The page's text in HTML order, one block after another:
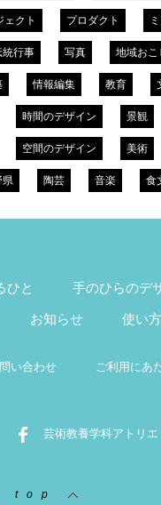
ェクト プロダクト
統行事 写真 地域おこ
情報編集 教育
時間のデザイン 景観
空間のデザイン 美術
県 陶芸 音楽 食
ひと 手のひらのデ
お知らせ 使い方
い合わせ ご利用にあ
芸術教養学科アトリエ
top